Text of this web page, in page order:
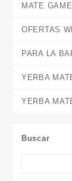
MATE
OFERTAS
PARA LA
YERBA
YERBA
Buscar